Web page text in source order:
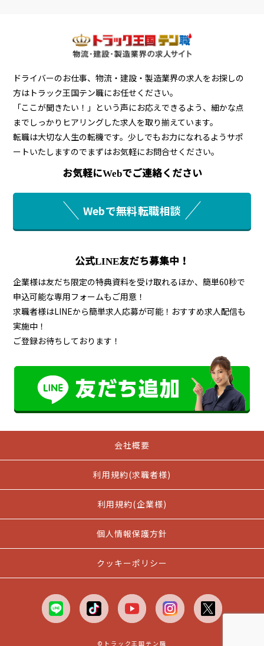
ドライバーのお仕事、物流・建設・製造業界の求人をお探しの
方はトラック王国テン職にお任せください。
「ここが聞きたい！」という声にお応えできるよう、細かな点
までしっかりヒアリングした求人を取り揃えています。
転職は大切な人生の転機です。少しでもお力になれるようサポ
ートいたしますのでまずはお気軽にお問合せください。
お気軽にWebでご連絡ください
Webで無料転職相談
公式LINE友だち募集中！
企業様は友だち限定の特典資料を受け取れるほか、簡単60秒で
申込可能な専用フォームもご用意！
求職者様はLINEから簡単求人応募が可能！おすすめ求人配信も
実施中！
ご登録お待ちしております！
会社概要
利用規約(求職者様)
利用規約(企業様)
個人情報保護方針
クッキーポリシー
©トラック王国テン職